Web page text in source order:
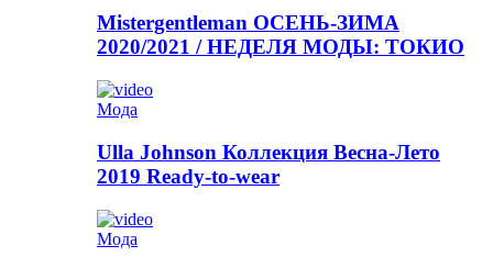
Mistergentleman ОСЕНЬ-ЗИМА
2020/2021 / НЕДЕЛЯ МОДЫ: ТОКИО
Мода
Ulla Johnson Коллекция Весна-Лето
2019 Ready-to-wear
Мода